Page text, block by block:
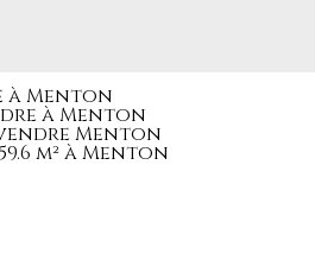
à Menton
à Menton
Menton
m² à Menton